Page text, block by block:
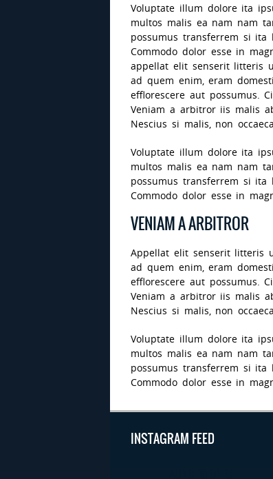
Voluptate illum dolore ita
multos malis ea nam nam
possumus transferrem si ita
Commodo dolor esse in
appellat elit senserit litteris
ad quem enim, eram
efflorescere aut possumus.
Veniam a arbitror iis malis
Nescius si malis, non
Voluptate illum dolore ita
multos malis ea nam nam
possumus transferrem si ita
Commodo dolor esse in
VENIAM A ARBITROR
Appellat elit senserit litteris
ad quem enim, eram
efflorescere aut possumus.
Veniam a arbitror iis malis
Nescius si malis, non
Voluptate illum dolore ita
multos malis ea nam nam
possumus transferrem si ita
Commodo dolor esse in
INSTAGRAM FEED